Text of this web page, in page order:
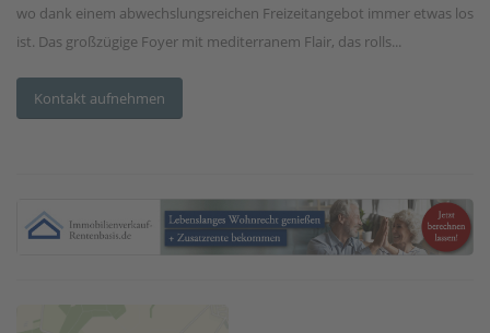
wo dank einem abwechslungsreichen Freizeitangebot immer etwas los
ist. Das großzügige Foyer mit mediterranem Flair, das rolls...
Kontakt aufnehmen